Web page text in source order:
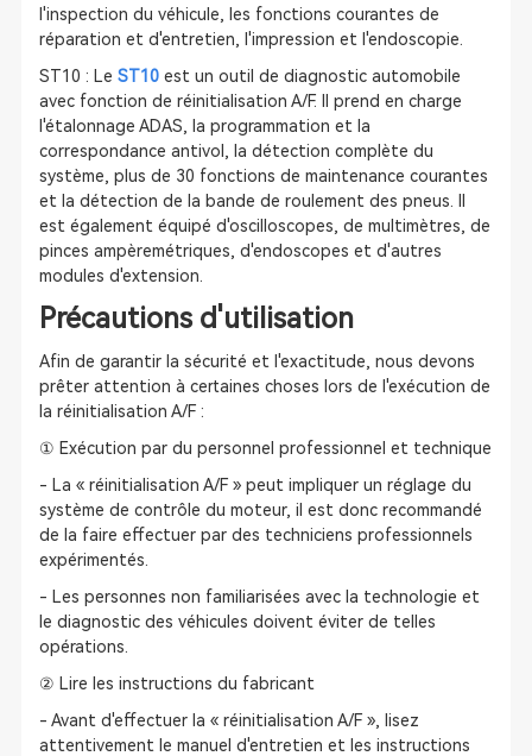
l'inspection du véhicule, les fonctions courantes de
réparation et d'entretien, l'impression et l'endoscopie.
ST10 : Le ST10est un outil de diagnostic automobile
avec fonction de réinitialisation A/F. Il prend en charge
l'étalonnage ADAS, la programmation et la
correspondance antivol, la détection complète du
système, plus de 30 fonctions de maintenance courantes
et la détection de la bande de roulement des pneus. Il
est également équipé d'oscilloscopes, de multimètres, de
pinces ampèremétriques, d'endoscopes et d'autres
modules d'extension.
Précautions d'utilisation
Afin de garantir la sécurité et l'exactitude, nous devons
prêter attention à certaines choses lors de l'exécution de
la réinitialisation A/F :
① Exécution par du personnel professionnel et technique
- La « réinitialisation A/F » peut impliquer un réglage du
système de contrôle du moteur, il est donc recommandé
de la faire effectuer par des techniciens professionnels
expérimentés.
- Les personnes non familiarisées avec la technologie et
le diagnostic des véhicules doivent éviter de telles
opérations.
② Lire les instructions du fabricant
- Avant d'effectuer la « réinitialisation A/F », lisez
attentivement le manuel d'entretien et les instructions